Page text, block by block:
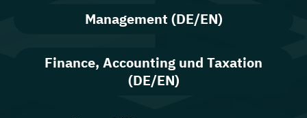
Management (DE/EN)
Finance, Accounting und Taxation
(DE/EN)